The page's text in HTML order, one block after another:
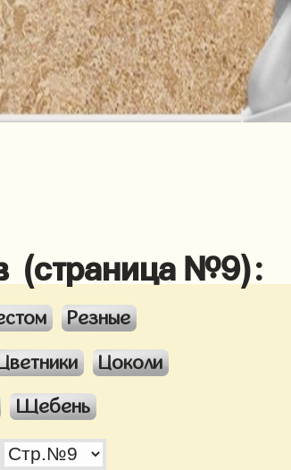
(страница №9):
Резные
Цоколи
Щебень